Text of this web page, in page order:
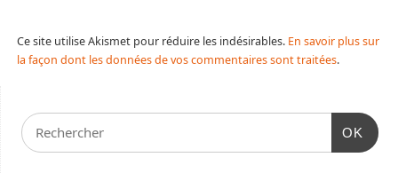
Ce site utilise Akismet pour réduire les indésirables. En savoir plus sur
la façon dont les données de vos commentaires sont traitées.
OK